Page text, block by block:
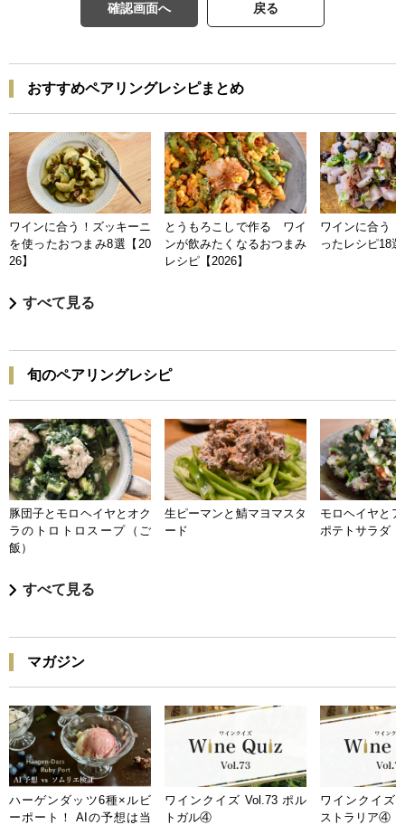
確認画面へ 戻る
おすすめペアリングレシピまとめ
ワインに合う！ズッキーニ
を使ったおつまみ8選【20
26】
とうもろこしで作る ワイ
ンが飲みたくなるおつまみ
レシピ【2026】
ワインに合う
ったレシピ18
すべて見る
旬のペアリングレシピ
豚団子とモロヘイヤとオク
ラのトロトロスープ（ご
飯）
生ピーマンと鯖マヨマスタ
ード
モロヘイヤと
ポテトサラダ
すべて見る
マガジン
ハーゲンダッツ6種×ルビ
ーポート！ AIの予想は当
ワインクイズ Vol.73 ポル
トガル④
ワインクイズ
ストラリア④